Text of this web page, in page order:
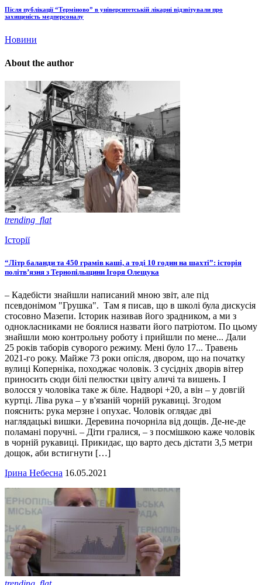
Після публікації “Терміново” в університетській лікарні відзвітували про
захищеність медперсоналу
Новини
About the author
trending_flat
Історії
“Літр баланди та 450 грамів каші, а тоді 10 годин на шахті”: історія
політв’язня з Тернопільщини Ігоря Олещука
– Кадебісти знайшли написаний мною звіт, але під
псевдонімом "Грушка". Там я писав, що в школі була дискусія
стосовно Мазепи. Історик називав його зрадником, а ми з
однокласниками не боялися назвати його патріотом. По цьому
знайшли мою контрольну роботу і прийшли по мене... Дали
25 років таборів суворого режиму. Мені було 17... Травень
2021-го року. Майже 73 роки опісля, двором, що на початку
вулиці Коперніка, походжає чоловік. З сусідніх дворів вітер
приносить сюди білі пелюстки цвіту аличі та вишень. І
волосся у чоловіка таке ж біле. Надворі +20, а він – у довгій
куртці. Ліва рука – у в'язаній чорній рукавиці. Згодом
пояснить: рука мерзне і опухає. Чоловік оглядає дві
наглядацькі вишки. Деревина почорніла від дощів. Де-не-де
поламані поручні. – Діти гралися, – з посмішкою каже чоловік
в чорній рукавиці. Прикидає, що варто десь дістати 3,5 метри
дощок, аби встигнути […]
Ірина Небесна 16.05.2021